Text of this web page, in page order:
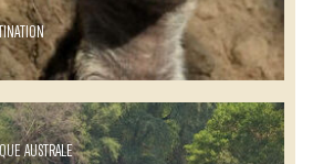
AUSTRALE